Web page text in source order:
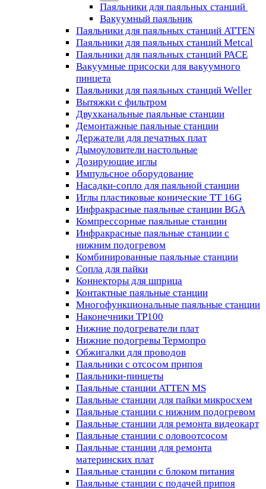
Паяльники для паяльных станций
Вакуумный паяльник
Паяльники для паяльных станций ATTEN
Паяльники для паяльных станций Metcal
Паяльники для паяльных станций PACE
Вакуумные присоски для вакуумного
пинцета
Паяльники для паяльных станций Weller
Вытяжки с фильтром
Двухканальные паяльные станции
Демонтажные паяльные станции
Держатели для печатных плат
Дымоуловители настольные
Дозирующие иглы
Импульсное оборудование
Насадки-сопло для паяльной станции
Иглы пластиковые конические TT 16G
Инфракрасные паяльные станции BGA
Компрессорные паяльные станции
Инфракрасные паяльные станции с
нижним подогревом
Комбинированные паяльные станции
Сопла для пайки
Коннекторы для шприца
Контактные паяльные станции
Многофункциональные паяльные станции
Наконечники TP100
Нижние подогреватели плат
Нижние подогревы Термопро
Обжигалки для проводов
Паяльники с отсосом припоя
Паяльники-пинцеты
Паяльные станции ATTEN MS
Паяльные станции для пайки микросхем
Паяльные станции с нижним подогревом
Паяльные станции для ремонта видеокарт
Паяльные станции с оловоотсосом
Паяльные станции для ремонта
материнских плат
Паяльные станции с блоком питания
Паяльные станции с подачей припоя